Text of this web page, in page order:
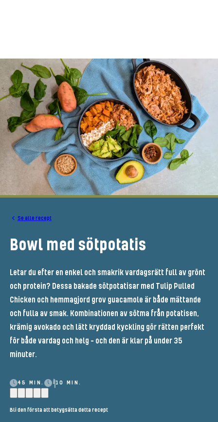
Se alle recept
Bowl med sötpotatis
Letar du efter en enkel och smakrik vardagsrätt full av grönt
och protein? Dessa bakade sötpotatisar med Tulip Pulled
Chicken och hemmagjord grov guacamole är både mättande
och fulla av smak. Kombinationen av sötma från potatisen,
krämig avokado och lätt kryddad kyckling gör rätten perfekt
för både vardag och helg – och den är klar på under 35
minuter.
45 MIN. 10 MIN.
Bli den första att betygsätta detta recept